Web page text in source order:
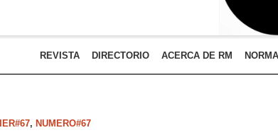
REVISTA DIRECTORIO ACERCA DE RM
, NUMERO#67